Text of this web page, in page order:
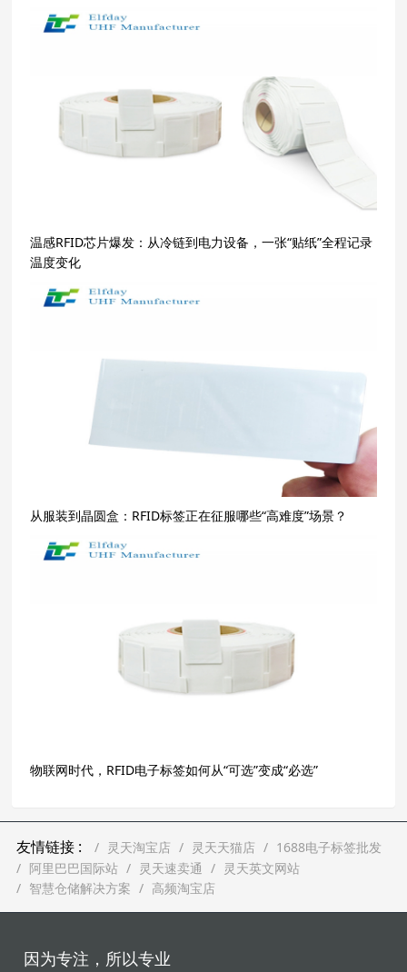
温感RFID芯片爆发：从冷链到电力设备，一张“贴纸”全程记录
温度变化
从服装到晶圆盒：RFID标签正在征服哪些“高难度”场景？
物联网时代，RFID电子标签如何从“可选”变成“必选”
友情链接 : 灵天淘宝店 灵天天猫店
1688电子标签批发
阿里巴巴国际站
灵天速卖通
灵天英文网站
智慧仓储解决方案
高频淘宝店
因为专注，所以专业